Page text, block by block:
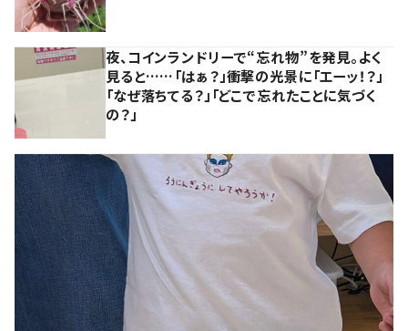
夜、コインランドリーで“忘れ物”を発見。よく
見ると……「はぁ？」衝撃の光景に「エーッ！？」
「なぜ落ちてる？」「どこで忘れたことに気づく
の？」